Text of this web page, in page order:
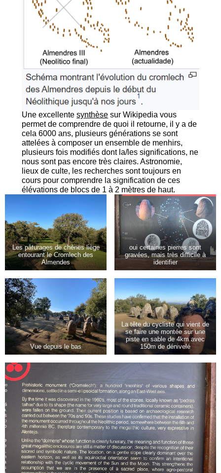
Une excellentesynthèse sur Wikipedia vous
permet de comprendre de quoi il retourne, il y a de
cela 6000 ans, plusieurs générations se sont
attelées à composer un ensemble de menhirs,
plusieurs fois modifiés dont la/les significations, ne
nous sont pas encore très claires. Astronomie,
lieux de culte, les recherches sont toujours en
cours pour comprendre la signification de ces
élévations de blocs de 1 à 2 mètres de haut.
Les pâturages de chènes liège
entourant le Cromlech des
Almendes
oui certaines pierres sont
gravées, mais très difficile à
identifier
Vue depuis le bas
La tête du cycliste qui vient de
se faire une montée sur une
piste en sable de 4km avec
150m de dénivelé